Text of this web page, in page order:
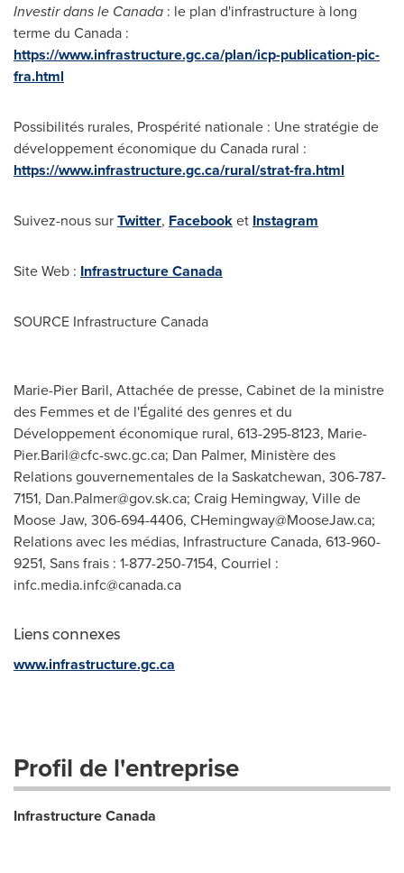
Investir dans le Canada : le plan d'infrastructure à long
terme du Canada :
https://www.infrastructure.gc.ca/plan/icp-publication-pic-
fra.html
Possibilités rurales, Prospérité nationale : Une stratégie de
développement économique du Canada rural :
https://www.infrastructure.gc.ca/rural/strat-fra.html
Suivez-nous surTwitter, Facebooket Instagram
Site Web : InfrastructureCanada
SOURCE Infrastructure Canada
Marie-Pier Baril, Attachée de presse, Cabinet de la ministre
des Femmes et de l'Égalité des genres et du
Développement économique rural, 613-295-8123, Marie-
Pier.Baril@cfc-swc.gc.ca; Dan Palmer, Ministère des
Relations gouvernementales de la Saskatchewan, 306-787-
7151, Dan.Palmer@gov.sk.ca; Craig Hemingway, Ville de
Moose Jaw, 306-694-4406, CHemingway@MooseJaw.ca;
Relations avec les médias, Infrastructure Canada, 613-960-
9251, Sans frais : 1-877-250-7154, Courriel :
infc.media.infc@canada.ca
Liens connexes
www.infrastructure.gc.ca
Profil de l'entreprise
Infrastructure Canada